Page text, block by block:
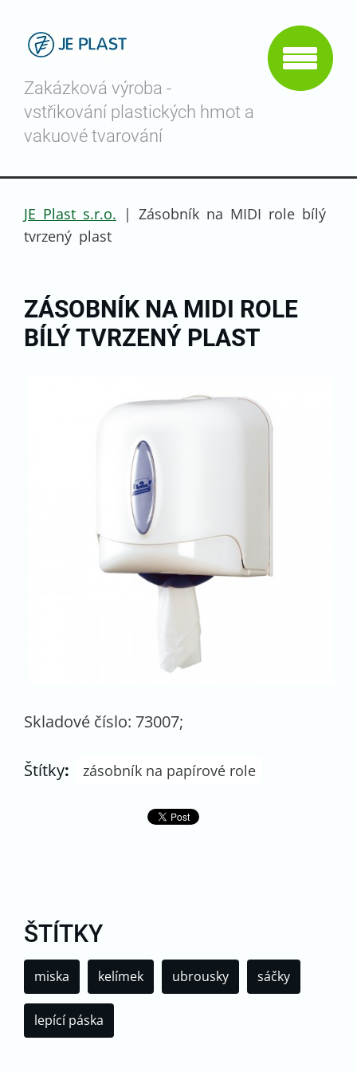
Zakázková výroba -
vstřikování plastických hmot a
vakuové tvarování
JE Plast s.r.o. | Zásobník na MIDI role bílý
tvrzený plast
ZÁSOBNÍK NA MIDI ROLE
BÍLÝ TVRZENÝ PLAST
Skladové číslo: 73007;
Štítky: zásobník na papírové role
ŠTÍTKY
miska kelímek ubrousky sáčky
lepící páska